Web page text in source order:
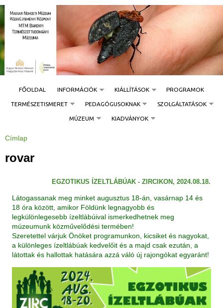
Jump to navigation
FŐOLDAL INFORMÁCIÓK KIÁLLÍTÁSOK PROGRAMOK
TERMÉSZETISMERET PEDAGÓGUSOKNAK SZOLGÁLTATÁSOK
MÚZEUM KIADVÁNYOK
J
l
e
Címlap
rovar
EGZOTIKUS ÍZELTLÁBÚAK - ZIRCIKON, 2024.08.18.
Látogassanak meg minket augusztus 18-án, vasárnap 14 és
18 óra között, amikor Földünk legnagyobb és
legkülönlegesebb ízeltlábúival ismerkedhetnek meg
múzeumunk közművelődési termében!
Szeretettel várjuk Önöket programunkon, kicsiket és nagyokat,
a különleges ízeltlábúak kedvelőit és a majd csak ezután, a
látottak és hallottak hatására azzá váló új rajongókat egyaránt!